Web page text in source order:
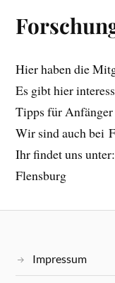
Hier haben die
Es gibt hier
Tipps für
Wir sind auch bei
Ihr findet uns
Flensburg
Impressum